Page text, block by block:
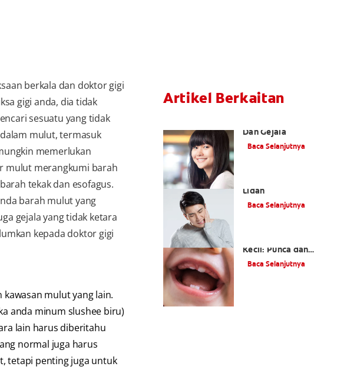
berkala dan doktor gigi
gigi anda, dia tidak
sesuatu yang tidak
mulut, termasuk
memerlukan
mulut merangkumi barah
tekak dan esofagus.
barah mulut yang
gejala yang tidak ketara
kepada doktor gigi
mulut yang lain.
anda minum slushee biru)
lain harus diberitahu
normal juga harus
tetapi penting juga untuk
Artikel Berkaitan
Dan Gejala
Baca Selanjutnya
Lidah
Baca Selanjutnya
Kecil: Punca dan
Rawatan
Baca Selanjutnya